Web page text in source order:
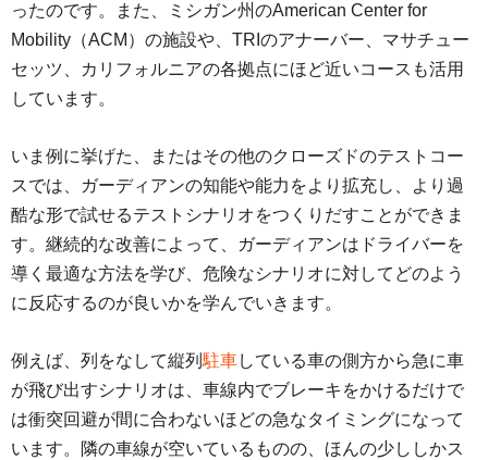
ったのです。また、ミシガン州のAmerican Center for
Mobility（ACM）の施設や、TRIのアナーバー、マサチュー
セッツ、カリフォルニアの各拠点にほど近いコースも活用
しています。
いま例に挙げた、またはその他のクローズドのテストコー
スでは、ガーディアンの知能や能力をより拡充し、より過
酷な形で試せるテストシナリオをつくりだすことができま
す。継続的な改善によって、ガーディアンはドライバーを
導く最適な方法を学び、危険なシナリオに対してどのよう
に反応するのが良いかを学んでいきます。
例えば、列をなして縦列 駐車している車の側方から急に車
が飛び出すシナリオは、車線内でブレーキをかけるだけで
は衝突回避が間に合わないほどの急なタイミングになって
います。隣の車線が空いているものの、ほんの少ししかス